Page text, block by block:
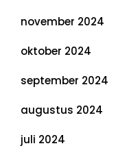
november 2024
oktober 2024
september 2024
augustus 2024
juli 2024